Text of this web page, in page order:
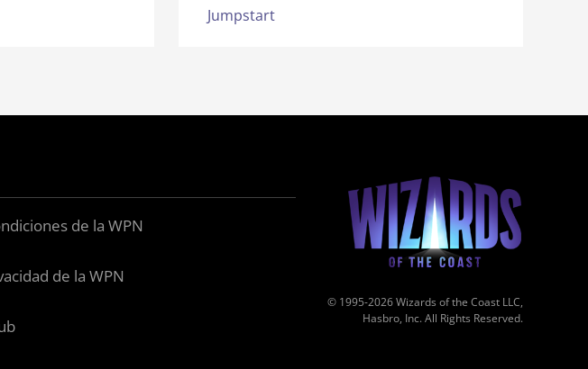
Jumpstart
de la WPN
de la WPN
© 1995-2026 Wizards of the Coast LLC,
Hasbro, Inc. All Rights Reserved.